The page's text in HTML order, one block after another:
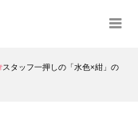
スタッフ一押しの「水色×紺」の